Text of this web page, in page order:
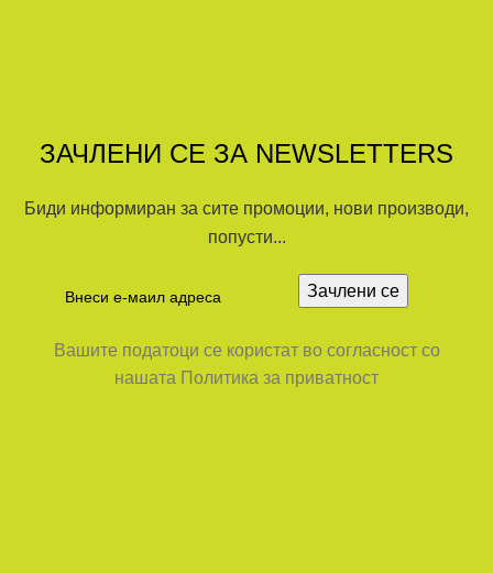
ЗАЧЛЕНИ СЕ ЗА NEWSLETTERS
Биди информиран за сите промоции, нови производи,
попусти...
Вашите податоци се користат во согласност со
нашата Политика за приватност